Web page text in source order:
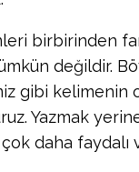
birbirinden
değildir.
kelimenin
Yazmak
daha faydalı